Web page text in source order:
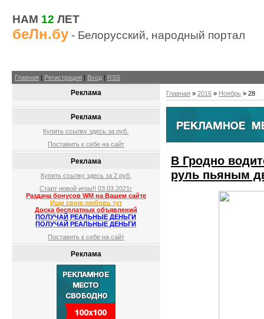
НАМ 12 ЛЕТ
беЛн.бу - Белорусский, народный портал
Главная | Регистрация | Вход | RSS
Реклама
Реклама
Купить ссылку здесь заруб.
Поставить к себе на сайт
Реклама
Купить ссылку здесь за 2 руб.
Старт новой игры!! 03.03.2021г
Раздача бонусов WM на Вашем сайте
Ищи свою любовь тут
Доска бесплатных объявлений
ПОЛУЧАЙ РЕАЛЬНЫЕ ДЕНЬГИ
ПОЛУЧАЙ РЕАЛЬНЫЕ ДЕНЬГИ
Поставить к себе на сайт
Реклама
Главная » 2016 » Ноябрь » 28
В Гродно
руль пьяным